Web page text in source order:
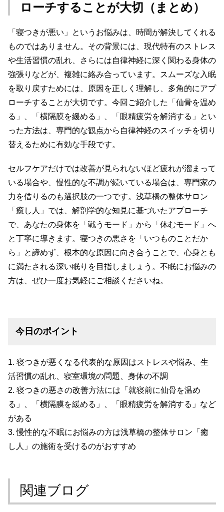
ローチすることが大切（まとめ）
「寝つきが悪い」というお悩みは、時間が解決してくれる
ものではありません。その背景には、現代特有のストレス
や生活習慣の乱れ、さらには自律神経に深く関わる身体の
強張りなどが、複雑に絡み合っています。スムーズな入眠
を取り戻すためには、原因を正しく理解し、多角的にアプ
ローチすることが大切です。今回ご紹介した「仙骨を温め
る」、「横隔膜を緩める」、「眼精疲労を解消する」とい
った方法は、専門的な観点から自律神経のスイッチを切り
替えるために有効な手段です。
セルフケアだけでは改善が見られないほど疲れが溜まって
いる場合や、慢性的な不調が続いている場合は、専門家の
力を借りるのも選択肢の一つです。浅草橋の整体サロン
「癒し人」では、解剖学的な知見に基づいたアプローチ
で、あなたの身体を「戦うモード」から「休むモード」へ
と丁寧に導きます。寝つきの悪さを「いつものことだか
ら」と諦めず、根本的な原因に向き合うことで、心身とも
に満たされる深い眠りを目指しましょう。不眠にお悩みの
方は、ぜひ一度お気軽にご相談くださいね。
今日のポイント
寝つきが悪くなる代表的な原因はストレスや悩み、生
活習慣の乱れ、寝室環境の問題、身体の不調
寝つきの悪さの改善方法には「就寝前に仙骨を温め
る」、「横隔膜を緩める」、「眼精疲労を解消する」など
がある
慢性的な不眠にお悩みの方は浅草橋の整体サロン「癒
し人」の施術を受けるのがおすすめ
関連ブログ